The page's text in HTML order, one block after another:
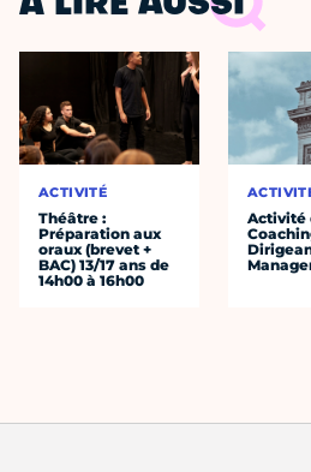
À LIRE AUSSI
ACTIVITÉ
Théâtre :
Préparation aux
oraux (brevet +
BAC) 13/17 ans de
14h00 à 16h00
Activité